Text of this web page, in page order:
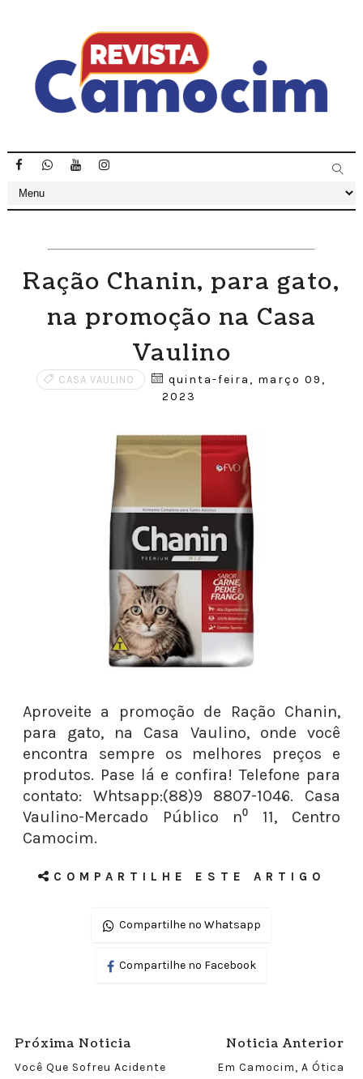
Ração Chanin, para gato,
na promoção na Casa
Vaulino
CASA VAULINO
quinta-feira, março 09,
2023
Aproveite a promoção de Ração Chanin,
para gato, na Casa Vaulino, onde você
encontra sempre os melhores preços e
produtos. Pase lá e confira! Telefone para
contato: Whtsapp:(88)9 8807-1046. Casa
Vaulino-Mercado Público n⁰ 11, Centro
Camocim.
COMPARTILHE ESTE ARTIGO
Compartilhe no Whatsapp
Compartilhe no Facebook
Próxima Noticia
Você Que Sofreu Acidente
Noticia Anterior
Em Camocim, A Ótica